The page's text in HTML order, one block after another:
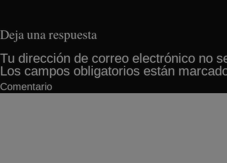
Deja una respuesta
Tu dirección de correo electrónico no
Los campos obligatorios están
Comentario